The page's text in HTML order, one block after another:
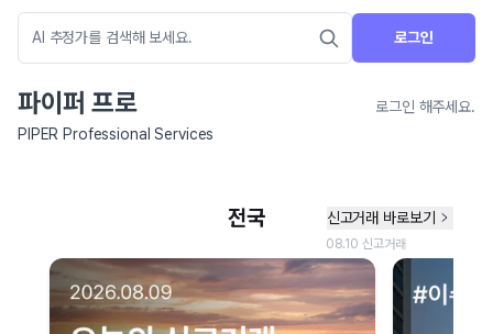
로그인
파이퍼 프로
로그인 해주세요.
PIPER Professional Services